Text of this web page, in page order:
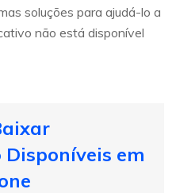
soluções para ajudá-lo a
não está disponível
em